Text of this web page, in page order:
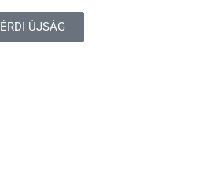
ÉRDI ÚJSÁG